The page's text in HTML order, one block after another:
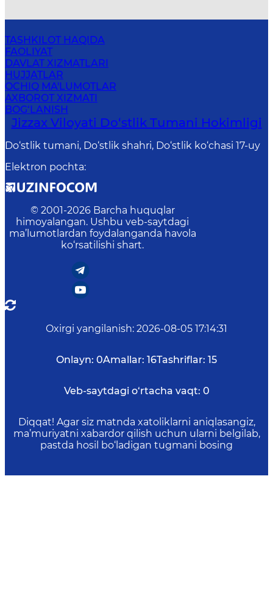
TASHKILOT HAQIDA
FAOLIYAT
DAVLAT XIZMATLARI
HUJJATLAR
OCHIQ MA'LUMOTLAR
AXBOROT XIZMATI
BOG‘LANISH
Jizzax Viloyati Do‘stlik Tumani Hokimligi
Do‘stlik tumani, Do‘stlik shahri, Do‘stlik ko‘chasi 17-uy
Elektron pochta:
© 2001-2026 Barcha huquqlar
himoyalangan. Ushbu veb-saytdagi
ma’lumotlardan foydalanganda havola
ko‘rsatilishi shart.
Oxirgi yangilanish: 2026-08-05 17:14:31
Onlayn: 0Amallar: 16Tashriflar: 15
Veb-saytdagi o‘rtacha vaqt: 0
Diqqat! Agar siz matnda xatoliklarni aniqlasangiz,
ma’muriyatni xabardor qilish uchun ularni belgilab,
pastda hosil bo‘ladigan tugmani bosing